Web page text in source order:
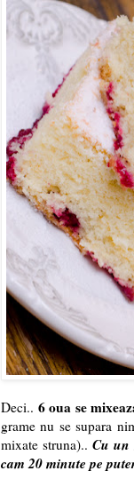
Deci.. 6 oua se
grame nu se supara
mixate struna).. Cu un
cam 20 minute pe